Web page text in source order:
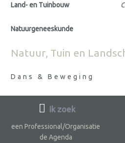
Land- en Tuinbouw
Natuurgeneeskunde
Natuur, Tuin en
Dans & Beweging
Ik zoek
een Professional/Organisatie
de Agenda